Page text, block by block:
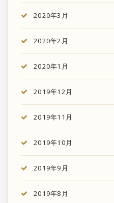
2020年3月
2020年2月
2020年1月
2019年12月
2019年11月
2019年10月
2019年9月
2019年8月